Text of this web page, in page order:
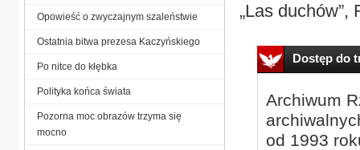
„Las duchów”,
Dostęp do
Archiwum
od 1993
Opowieść o zwyczajnym szaleństwie
Ostatnia bitwa prezesa Kaczyńskiego
Po nitce do kłębka
Polityka końca świata
Pozorna moc obrazów trzyma się
mocno